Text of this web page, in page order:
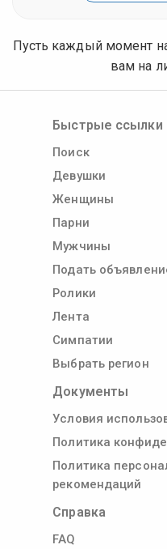
Пусть каждый момент
вам на
Быстрые ссылки
Поиск
Девушки
Женщины
Парни
Мужчины
Подать
Ролики
Лента
Симпатии
Выбрать регион
Документы
Условия
Политика
Политика
рекомендаций
Справка
FAQ